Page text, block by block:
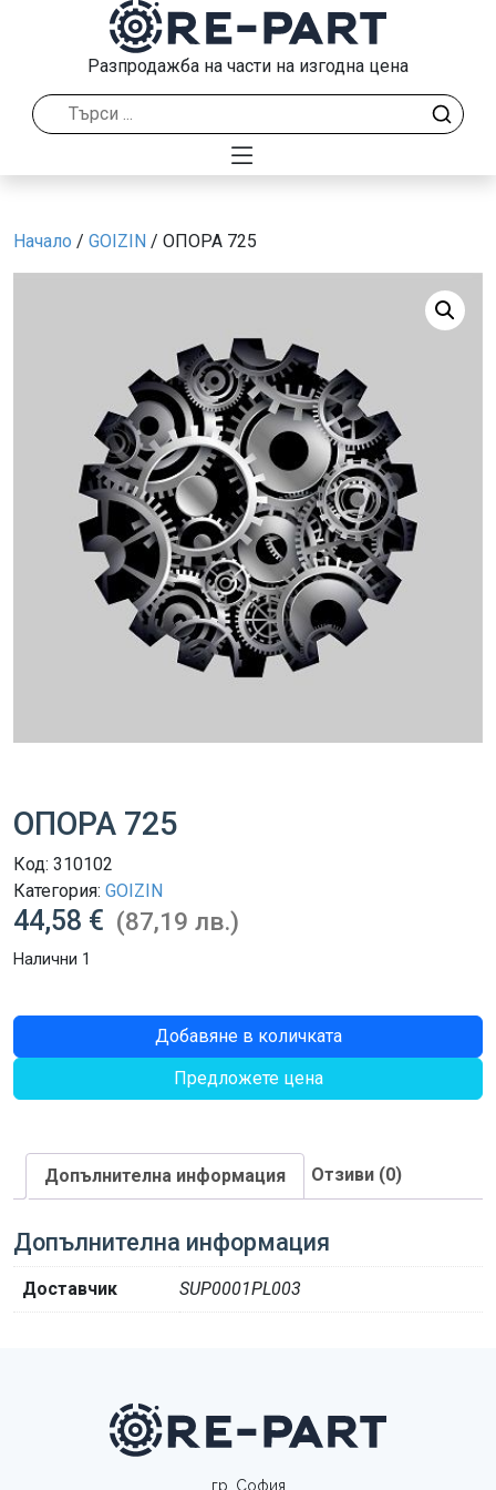
Разпродажба на части на изгодна цена
Начало / GOIZIN / ОПОРА 725
ОПОРА 725
Код: 310102
Категория: GOIZIN
44,58 € (87,19 лв.)
Налични 1
количество
за
725
Добавяне в количката
Предложете цена
Допълнителна информация Отзиви (0)
Допълнителна информация
Доставчик SUP0001PL003
гр. София